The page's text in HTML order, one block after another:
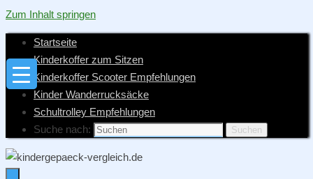
Zum Inhalt springen
Startseite
Kinderkoffer zum Sitzen
Kinderkoffer Scooter Empfehlungen
Kinder Wanderrucksäcke
Schultrolley Empfehlungen
Suche nach:
Suchen